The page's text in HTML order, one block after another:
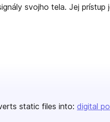
svojho tela. Jej prístup
static files into: digital